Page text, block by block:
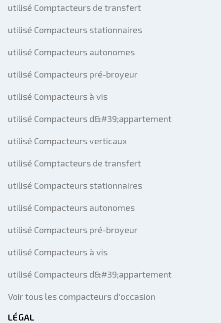
utilisé Comptacteurs de transfert
utilisé Compacteurs stationnaires
utilisé Compacteurs autonomes
utilisé Compacteurs pré-broyeur
utilisé Compacteurs à vis
utilisé Compacteurs d&#39;appartement
utilisé Compacteurs verticaux
utilisé Comptacteurs de transfert
utilisé Compacteurs stationnaires
utilisé Compacteurs autonomes
utilisé Compacteurs pré-broyeur
utilisé Compacteurs à vis
utilisé Compacteurs d&#39;appartement
Voir tous les compacteurs d'occasion
LÉGAL